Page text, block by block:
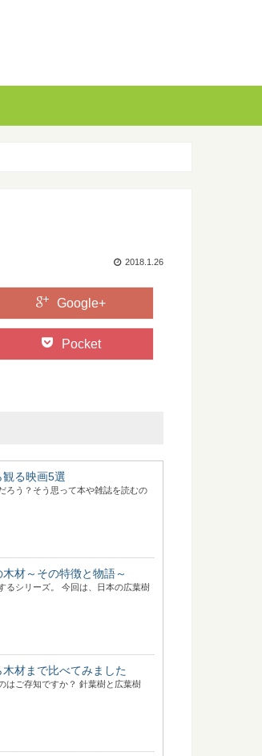
2018.1.26
Google+
Pocket
る映画5選
ろう？そう思って本や雑誌を読むの
材～その特徴と物語～
るシリーズ。 今回は、日本の広葉樹
材まで比べてみました
はご存知ですか？ 針葉樹と広葉樹